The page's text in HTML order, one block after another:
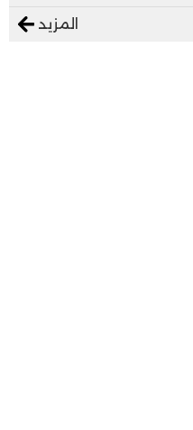
المزيد